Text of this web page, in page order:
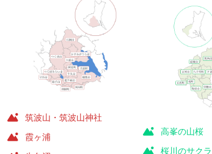
筑波山・筑波山神社
霞ヶ浦
高峯の山桜
桜川のサクラ